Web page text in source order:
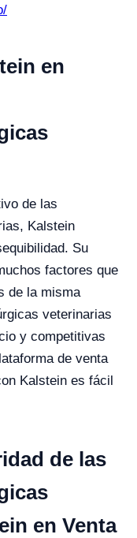
en
de las
Kalstein
Su
factores que
de la misma
veterinarias
y competitivas
de venta
Kalstein es fácil
de las
en Venta